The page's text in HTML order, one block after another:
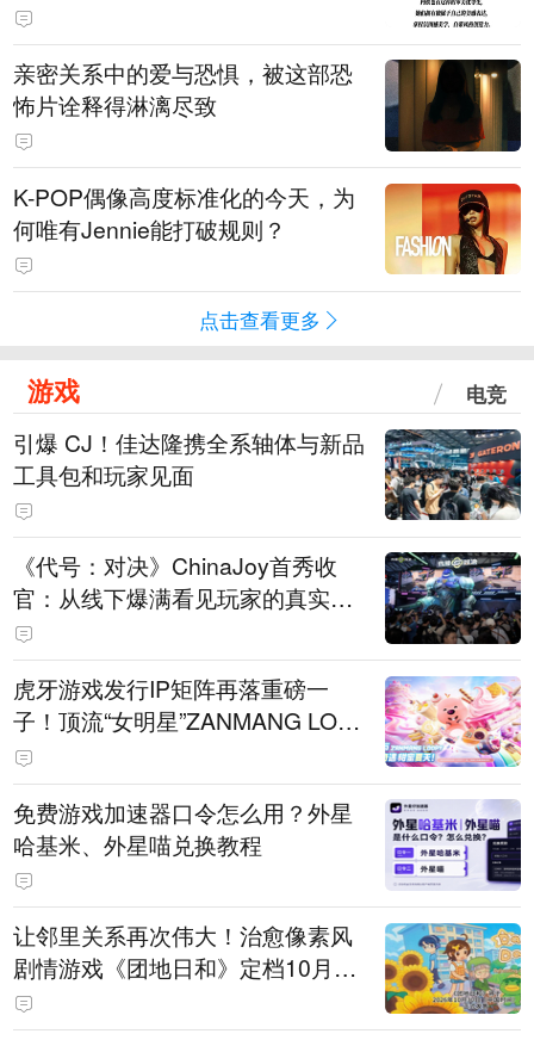
亲密关系中的爱与恐惧，被这部恐
怖片诠释得淋漓尽致
K-POP偶像高度标准化的今天，为
何唯有Jennie能打破规则？
点击查看更多
游戏 电竞
引爆 CJ！佳达隆携全系轴体与新品
工具包和玩家见面
《代号：对决》ChinaJoy首秀收
官：从线下爆满看见玩家的真实期
待
虎牙游戏发行IP矩阵再落重磅一
子！顶流“女明星”ZANMANG LOO
PY 正版3D消除手游《消消奇遇》
惊喜曝光
免费游戏加速器口令怎么用？外星
哈基米、外星喵兑换教程
让邻里关系再次伟大！治愈像素风
剧情游戏《团地日和》定档10月30
日发售